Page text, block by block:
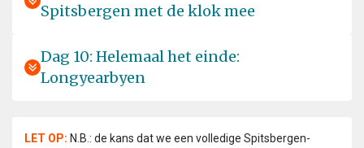
Spitsbergen met de klok mee
Dag 10: Helemaal het einde:
Longyearbyen
LET OP: N.B.: de kans dat we een volledige Spitsbergen-